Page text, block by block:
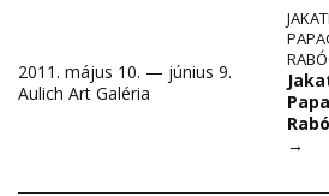
2011. május 10. — június 9.
Aulich Art Galéria
→